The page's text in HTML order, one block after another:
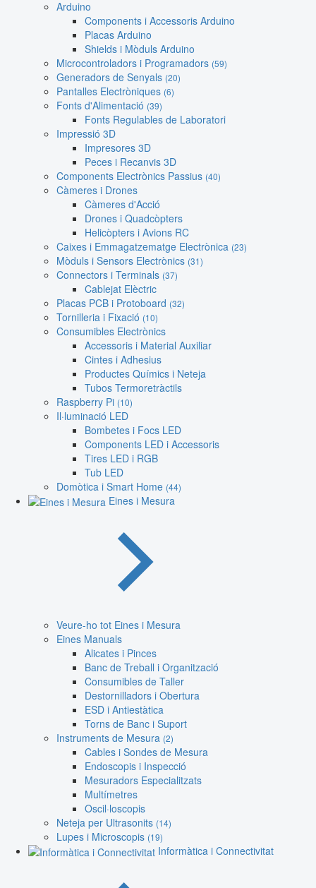
Arduino
Components i Accessoris Arduino
Placas Arduino
Shields i Mòduls Arduino
Microcontroladors i Programadors (59)
Generadors de Senyals (20)
Pantalles Electròniques (6)
Fonts d'Alimentació (39)
Fonts Regulables de Laboratori
Impressió 3D
Impresores 3D
Peces i Recanvis 3D
Components Electrònics Passius (40)
Càmeres i Drones
Càmeres d'Acció
Drones i Quadcòpters
Helicòpters i Avions RC
Caixes i Emmagatzematge Electrònica (23)
Mòduls i Sensors Electrònics (31)
Connectors i Terminals (37)
Cablejat Elèctric
Placas PCB i Protoboard (32)
Tornilleria i Fixació (10)
Consumibles Electrònics
Accessoris i Material Auxiliar
Cintes i Adhesius
Productes Químics i Neteja
Tubos Termoretràctils
Raspberry Pi (10)
Il·luminació LED
Bombetes i Focs LED
Components LED i Accessoris
Tires LED i RGB
Tub LED
Domòtica i Smart Home (44)
Eines i Mesura
Veure-ho tot Eines i Mesura
Eines Manuals
Alicates i Pinces
Banc de Treball i Organització
Consumibles de Taller
Destornilladors i Obertura
ESD i Antiestàtica
Torns de Banc i Suport
Instruments de Mesura (2)
Cables i Sondes de Mesura
Endoscopis i Inspecció
Mesuradors Especialitzats
Multímetres
Oscil·loscopis
Neteja per Ultrasonits (14)
Lupes i Microscopis (19)
Informàtica i Connectivitat